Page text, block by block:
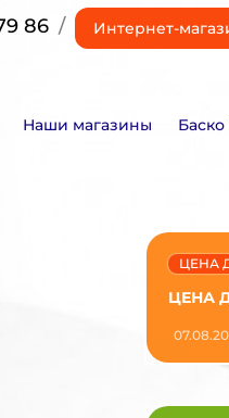
86 / Интернет-
Наши магазины
ЦЕНА
ЦЕНА